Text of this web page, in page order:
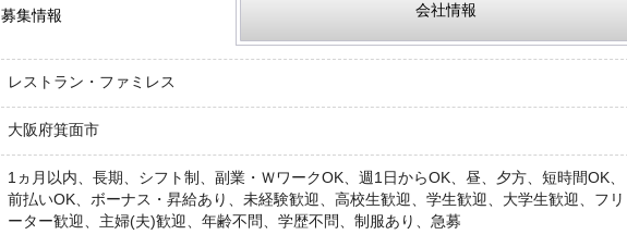
募集情報 会社情報
レストラン・ファミレス
大阪府箕面市
1ヵ月以内、長期、シフト制、副業・ＷワークOK、週1日からOK、昼、夕方、短時間OK、
前払いOK、ボーナス・昇給あり、未経験歓迎、高校生歓迎、学生歓迎、大学生歓迎、フリ
ーター歓迎、主婦(夫)歓迎、年齢不問、学歴不問、制服あり、急募